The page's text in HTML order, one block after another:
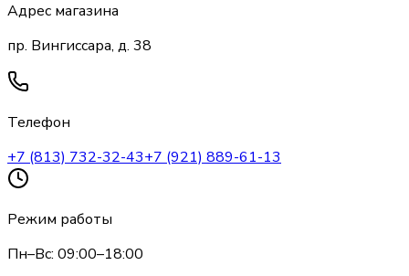
Адрес магазина
пр. Вингиссара, д. 38
Телефон
+7 (813) 732-32-43+7 (921) 889-61-13
Режим работы
Пн–Вс: 09:00–18:00